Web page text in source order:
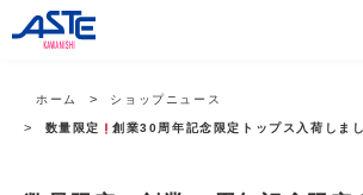
ホーム ショップニュース
数量限定 創業30周年記念限定トップス入荷しま